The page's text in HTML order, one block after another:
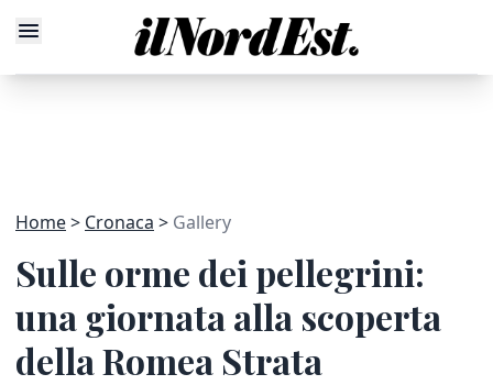
Home Cronaca Gallery
Sulle orme dei pellegrini:
una giornata alla scoperta
della Romea Strata